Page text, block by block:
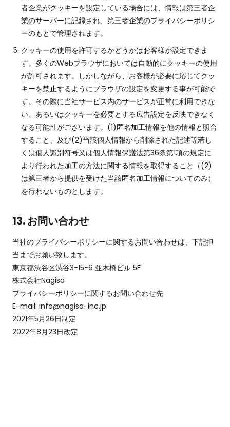
者企業がクッキーを設定している場合には、情報は第三者企
業のサーバーに記録され、第三者企業のプライバシーポリシ
ーのもとで管理されます。
クッキーの使用を許可するかどうかはお客様が設定できま
す。多くのWebブラウザにおいては自動的にクッキーの使用
が許可されます。しかしながら、お客様が必要に応じてクッ
キーを禁止するようにブラウザの設定を変更する事が可能で
す。その際に当社サービス内のサービスが正常に利用できな
い、あるいはクッキーを必要とする広告設定を反映できなく
なる可能性がございます。(1)匿名加工情報を他の情報と照合
すること、及び(2)当該個人情報から削除された記述等若し
くは個人識別符号又は個人情報保護法第36条第1項の規定に
より行われた加工の方法に関する情報を取得すること（(2)
は第三者から提供を受けた当該匿名加工情報についてのみ）
を行わないものとします。
13. お問い合わせ
当社のプライバシーポリシーに関するお問い合わせは、下記担
当までお願い致します。
東京都渋谷区渋谷3−15−6 並木橋ビル 5F
株式会社Nagisa
プライバシーポリシーに関するお問い合わせ先
E-mail: info@nagisa-inc.jp
2021年5月26日制定
2022年8月23日改定